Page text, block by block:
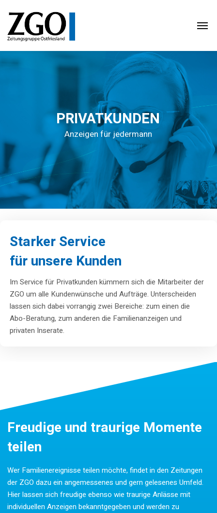
Anzeigen für jedermann
PRIVATKUNDEN
Starker Service
für unsere Kunden
Im Service für Privatkunden kümmern sich die Mitarbeiter der
ZGO um alle Kundenwünsche und Aufträge. Unterscheiden
lassen sich dabei vorrangig zwei Bereiche: zum einen die
Abo-Beratung, zum anderen die Familienanzeigen und
privaten Inserate.
Freudige und traurige Momente
teilen
Wer Familienereignisse teilen möchte, findet in den Zeitungen
der ZGO dazu ein angemessenes und gern gelesenes Umfeld.
Hier lassen sich freudige ebenso wie traurige Anlässe mit
individuellen Anzeigen bekanntgegeben und werden zu